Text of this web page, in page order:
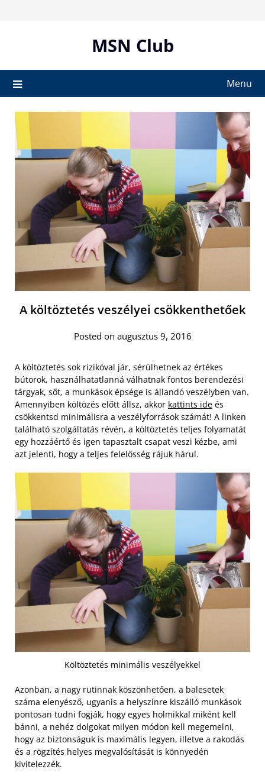
MSN Club
Menu
A költöztetés veszélyei csökkenthetőek
Posted on augusztus 9, 2016
A költöztetés sok rizikóval jár, sérülhetnek az értékes
bútorok, használhatatlanná válhatnak fontos berendezési
tárgyak, sőt, a munkások épsége is állandó veszélyben van.
Amennyiben költözés előtt állsz, akkor kattints ide és
csökkentsd minimálisra a veszélyforrások számát! A linken
található szolgáltatás révén, a költöztetés teljes folyamatát
egy hozzáértő és igen tapasztalt csapat veszi kézbe, ami
azt jelenti, hogy a teljes felelősség rájuk hárul.
Költöztetés minimális veszélyekkel
Azonban, a nagy rutinnak köszönhetően, a balesetek
száma elenyésző, ugyanis a helyszínre kiszálló munkások
pontosan tudni fogják, hogy egyes holmikkal miként kell
bánni, a nehéz dolgokat milyen módon kell megemelni,
hogy az biztonságuk is maximális legyen, illetve a rakodás
és a rögzítés helyes megvalósítását is könnyedén
kivitelezzék.